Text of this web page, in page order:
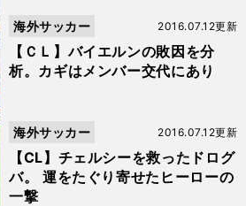
【ＣＬ】バイエルンの敗因を分
析。カギはメンバー交代にあり
2016.07.12更新
海外サッカー
【CL】チェルシーを救ったドログ
バ。 運をたぐり寄せたヒーローの
一撃
2016.07.12更新
海外サッカー